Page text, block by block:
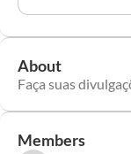
About
Faça suas
Members